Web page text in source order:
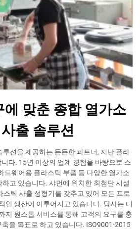
에 맞춘 종합 열가소
출 솔루션
루션을 제공하는 든든한 파트너, 지난 플라
다. 15년 이상의 업계 경험을 바탕으로 스
드웨어용 플라스틱 부품 등 다양한 열가소
고 있습니다. 샤먼에 위치한 최첨단 시설
틱 사출 성형기를 갖추고 있어 모든 프로
인 생산이 이루어지고 있습니다. 당사는 디
지 원스톱 서비스를 통해 고객의 요구를 충
을 목표로 하고 있습니다. ISO9001-2015